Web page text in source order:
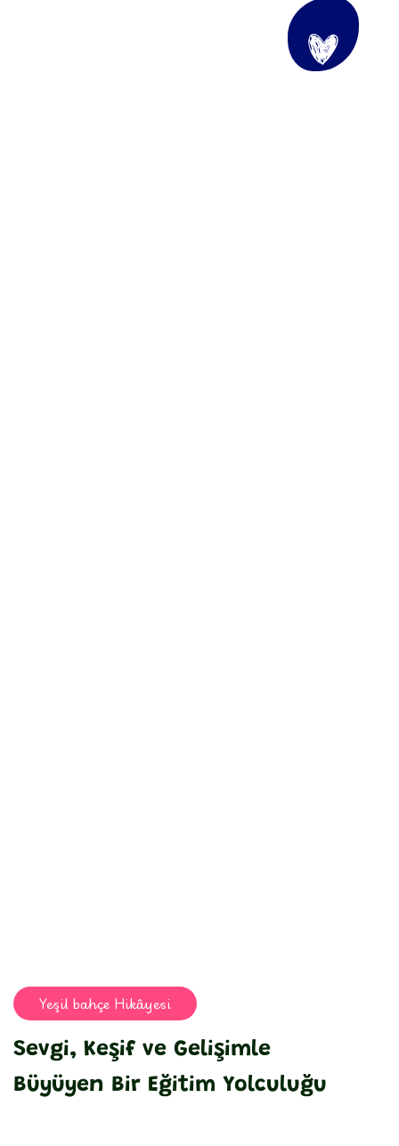
Sevgi, Keşif ve Gelişimle
Büyüyen Bir Eğitim Yolculuğu
Yeşil bahçe Hikâyesi